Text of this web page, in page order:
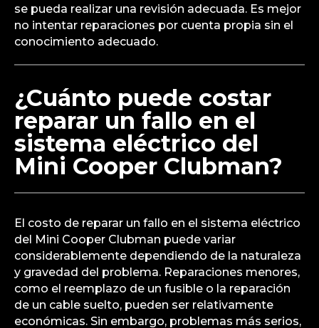
se pueda realizar una revisión adecuada. Es mejor
no intentar reparaciones por cuenta propia sin el
conocimiento adecuado.
¿Cuánto puede costar
reparar un fallo en el
sistema eléctrico del
Mini Cooper Clubman?
El costo de reparar un fallo en el sistema eléctrico
del Mini Cooper Clubman puede variar
considerablemente dependiendo de la naturaleza
y gravedad del problema. Reparaciones menores,
como el reemplazo de un fusible o la reparación
de un cable suelto, pueden ser relativamente
económicas. Sin embargo, problemas más serios,